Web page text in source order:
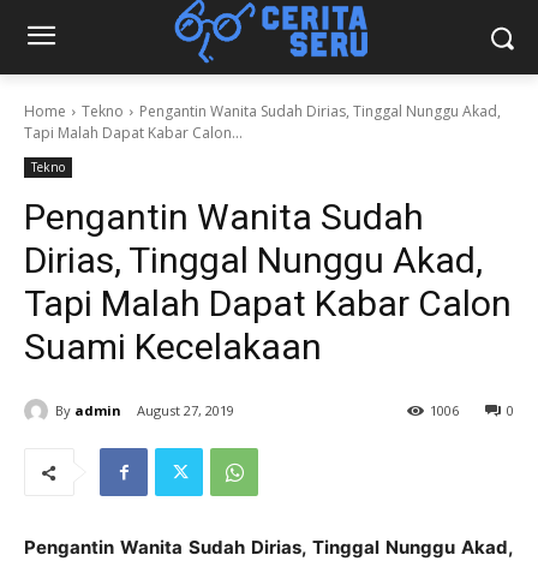
Home Tekno
Pengantin Wanita Sudah Dirias, Tinggal Nunggu Akad,
Tapi Malah Dapat Kabar Calon...
Tekno
Pengantin Wanita Sudah
Dirias, Tinggal Nunggu Akad,
Tapi Malah Dapat Kabar Calon
Suami Kecelakaan
By admin August 27, 2019 0
1006
Pengantin Wanita Sudah Dirias, Tinggal Nunggu Akad,